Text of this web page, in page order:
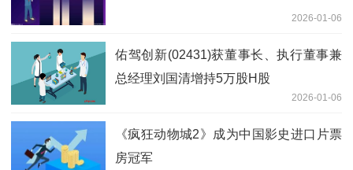
2026-01-06
佑驾创新(02431)获董事长、执行董事兼
总经理刘国清增持5万股H股
2026-01-06
《疯狂动物城2》成为中国影史进口片票
房冠军